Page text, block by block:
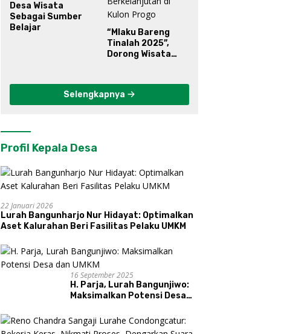
Desa Wisata
Sebagai Sumber
Belajar
“Mlaku Bareng
Tinalah 2025”,
Dorong Wisata
Selengkapnya
Profil Kepala Desa
22 Januari 2026
Lurah Bangunharjo Nur Hidayat: Optimalkan
Aset Kalurahan Beri Fasilitas Pelaku UMKM
16 September 2025
H. Parja, Lurah Bangunjiwo:
Maksimalkan Potensi Desa